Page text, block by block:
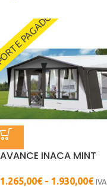
PAGADO
AVANCE INACA MINT
1.265,00€ - 1.930,00€ IVA